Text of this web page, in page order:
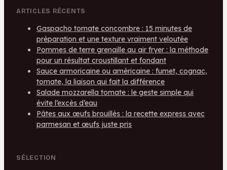
ARTICLES RÉCENTS
Gaspacho tomate concombre : 15 minutes de
préparation et une texture vraiment veloutée
Pommes de terre grenaille au air fryer : la méthode
pour un résultat croustillant et fondant
Sauce armoricaine ou américaine : fumet, cognac,
tomate, la liaison qui fait la différence
Salade mozzarella tomate : le geste simple qui
évite l’excès d’eau
Pâtes aux œufs brouillés : la recette express avec
parmesan et œufs juste pris
SÉLECTION